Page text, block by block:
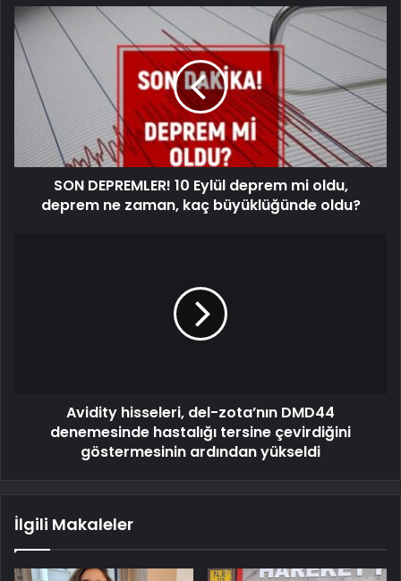
SON DEPREMLER! 10 Eylül deprem mi oldu,
deprem ne zaman, kaç büyüklüğünde oldu?
Avidity hisseleri, del-zota’nın DMD44
denemesinde hastalığı tersine çevirdiğini
göstermesinin ardından yükseldi
İlgili Makaleler